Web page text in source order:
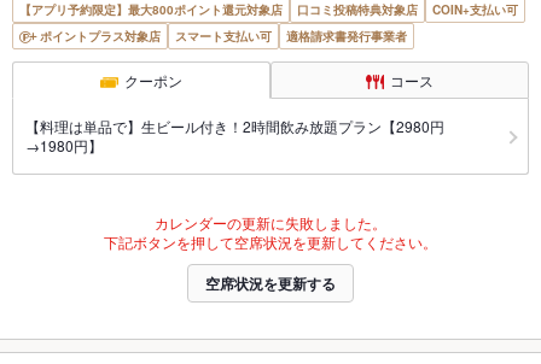
【アプリ予約限定】最大800ポイント還元対象店 口コミ投稿特典対象店
COIN+支払い可
ポイントプラス対象店
スマート支払い可 適格請求書発行事業者
クーポン コース
【料理は単品で】生ビール付き！2時間飲み放題プラン【2980円
→1980円】
カレンダーの更新に失敗しました。
下記ボタンを押して空席状況を更新してください。
空席状況を更新する